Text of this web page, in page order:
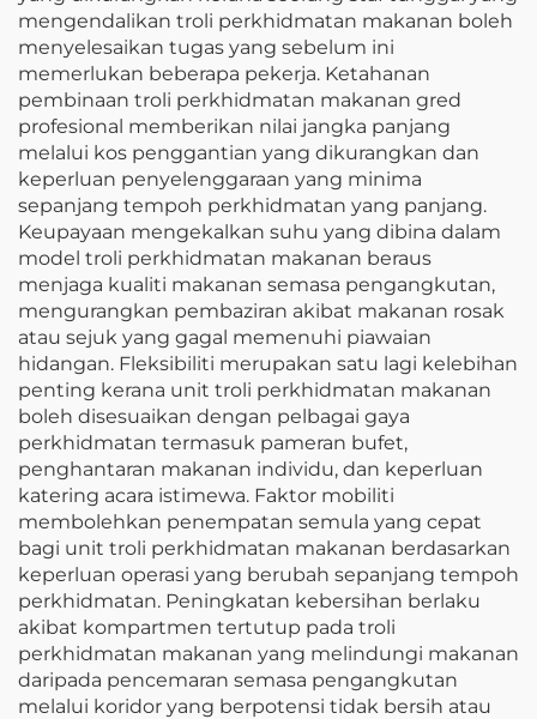
mengendalikan troli perkhidmatan makanan boleh
menyelesaikan tugas yang sebelum ini
memerlukan beberapa pekerja. Ketahanan
pembinaan troli perkhidmatan makanan gred
profesional memberikan nilai jangka panjang
melalui kos penggantian yang dikurangkan dan
keperluan penyelenggaraan yang minima
sepanjang tempoh perkhidmatan yang panjang.
Keupayaan mengekalkan suhu yang dibina dalam
model troli perkhidmatan makanan beraus
menjaga kualiti makanan semasa pengangkutan,
mengurangkan pembaziran akibat makanan rosak
atau sejuk yang gagal memenuhi piawaian
hidangan. Fleksibiliti merupakan satu lagi kelebihan
penting kerana unit troli perkhidmatan makanan
boleh disesuaikan dengan pelbagai gaya
perkhidmatan termasuk pameran bufet,
penghantaran makanan individu, dan keperluan
katering acara istimewa. Faktor mobiliti
membolehkan penempatan semula yang cepat
bagi unit troli perkhidmatan makanan berdasarkan
keperluan operasi yang berubah sepanjang tempoh
perkhidmatan. Peningkatan kebersihan berlaku
akibat kompartmen tertutup pada troli
perkhidmatan makanan yang melindungi makanan
daripada pencemaran semasa pengangkutan
melalui koridor yang berpotensi tidak bersih atau